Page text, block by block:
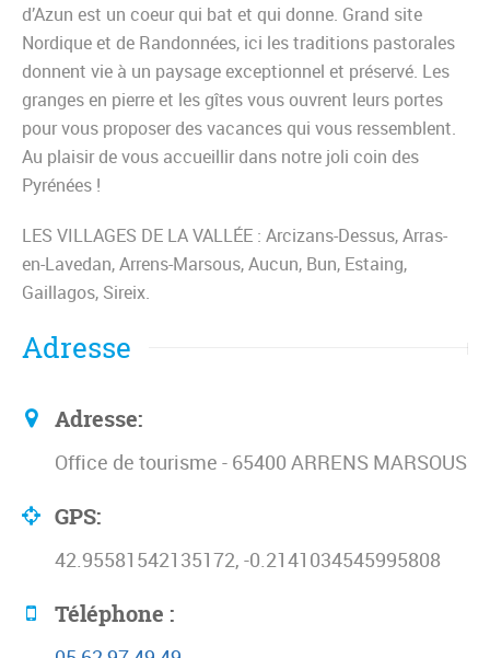
d’Azun est un coeur qui bat et qui donne. Grand site
Nordique et de Randonnées, ici les traditions pastorales
donnent vie à un paysage exceptionnel et préservé. Les
granges en pierre et les gîtes vous ouvrent leurs portes
pour vous proposer des vacances qui vous ressemblent.
Au plaisir de vous accueillir dans notre joli coin des
Pyrénées !
LES VILLAGES DE LA VALLÉE : Arcizans-Dessus, Arras-
en-Lavedan, Arrens-Marsous, Aucun, Bun, Estaing,
Gaillagos, Sireix.
Adresse
Adresse:
Office de tourisme - 65400 ARRENS MARSOUS
GPS:
42.95581542135172, -0.2141034545995808
Téléphone :